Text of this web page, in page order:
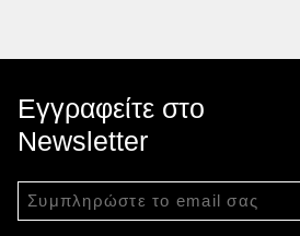
Εγγραφείτε στο
Newsletter